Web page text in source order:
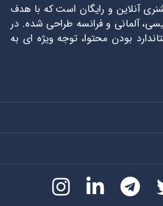
آنلاین و رایگان است که با هدف
آلمانی و فرانسه طراحی شده. در
بودن محتوا، توجه ویژه ای به